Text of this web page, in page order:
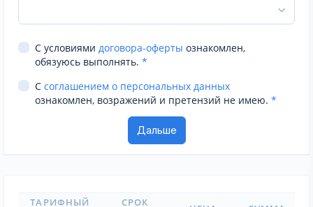
С условиями договора-оферты ознакомлен,
обязуюсь выполнять. *
С соглашением о персональных данных
ознакомлен, возражений и претензий не имею. *
ТАРИФНЫЙ
СРОК